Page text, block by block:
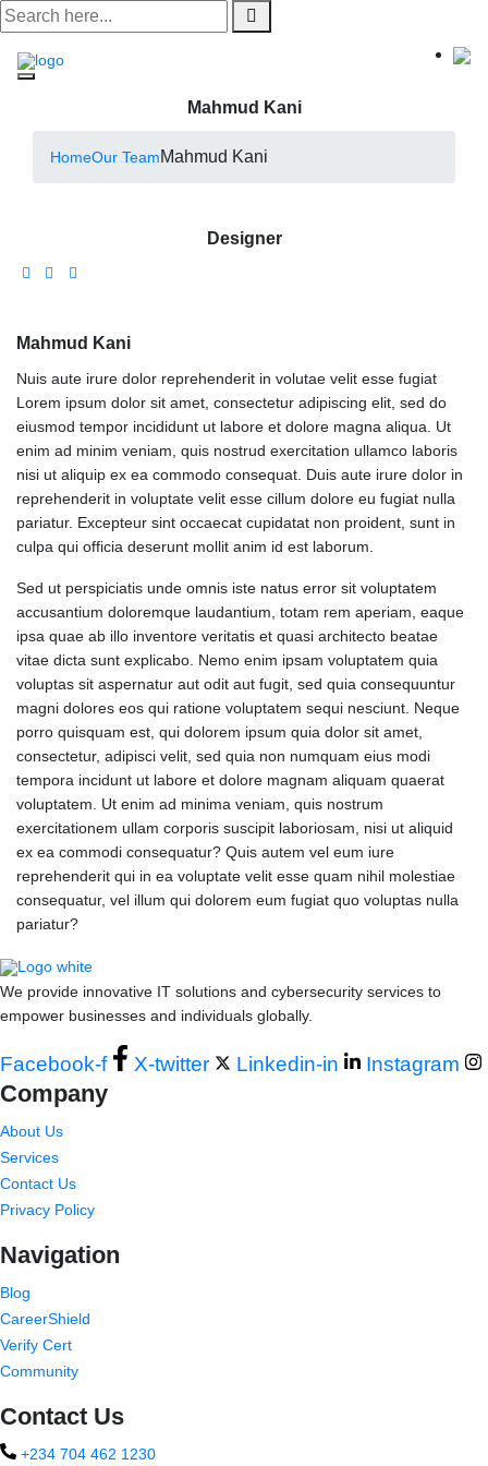
Skip
to
content
Mahmud Kani
HomeOur TeamMahmud Kani
Designer
Mahmud Kani
Nuis aute irure dolor reprehenderit in volutae velit esse fugiat
Lorem ipsum dolor sit amet, consectetur adipiscing elit, sed do
eiusmod tempor incididunt ut labore et dolore magna aliqua. Ut
enim ad minim veniam, quis nostrud exercitation ullamco laboris
nisi ut aliquip ex ea commodo consequat. Duis aute irure dolor in
reprehenderit in voluptate velit esse cillum dolore eu fugiat nulla
pariatur. Excepteur sint occaecat cupidatat non proident, sunt in
culpa qui officia deserunt mollit anim id est laborum.
Sed ut perspiciatis unde omnis iste natus error sit voluptatem
accusantium doloremque laudantium, totam rem aperiam, eaque
ipsa quae ab illo inventore veritatis et quasi architecto beatae
vitae dicta sunt explicabo. Nemo enim ipsam voluptatem quia
voluptas sit aspernatur aut odit aut fugit, sed quia consequuntur
magni dolores eos qui ratione voluptatem sequi nesciunt. Neque
porro quisquam est, qui dolorem ipsum quia dolor sit amet,
consectetur, adipisci velit, sed quia non numquam eius modi
tempora incidunt ut labore et dolore magnam aliquam quaerat
voluptatem. Ut enim ad minima veniam, quis nostrum
exercitationem ullam corporis suscipit laboriosam, nisi ut aliquid
ex ea commodi consequatur? Quis autem vel eum iure
reprehenderit qui in ea voluptate velit esse quam nihil molestiae
consequatur, vel illum qui dolorem eum fugiat quo voluptas nulla
pariatur?
We provide innovative IT solutions and cybersecurity services to
empower businesses and individuals globally.
Facebook-f X-twitter Linkedin-in Instagram
Company
About Us
Services
Contact Us
Privacy Policy
Navigation
Blog
CareerShield
Verify Cert
Community
Contact Us
+234 704 462 1230